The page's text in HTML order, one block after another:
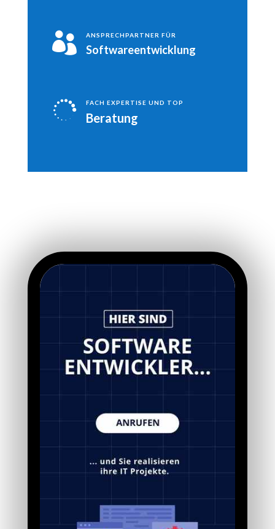
 ANSPRECHPARTNER FÜR
Softwareentwicklung
 FACH EXPERTISE UND TOP
Beratung